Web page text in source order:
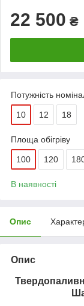
22 500 ₴
Потужність
10 12 18
Площа обігріву
100 120
В наявності
Опис
Опис